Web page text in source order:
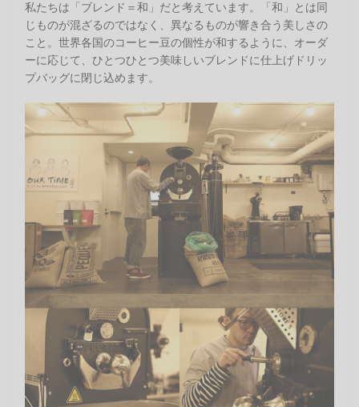
私たちは「ブレンド＝和」だと考えています。「和」とは同
じものが混ざるのではなく、異なるものが響き合う美しさの
こと。世界各国のコーヒー豆の個性が和するように、オーダ
ーに応じて、ひとつひとつ美味しいブレンドに仕上げドリッ
プバッグに閉じ込めます。